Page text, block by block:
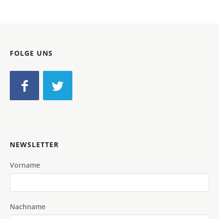
FOLGE UNS
NEWSLETTER
Vorname
Nachname